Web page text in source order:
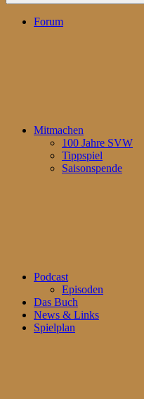
Forum
Mitmachen
100 Jahre SVW
Tippspiel
Saisonspende
Podcast
Episoden
Das Buch
News & Links
Spielplan